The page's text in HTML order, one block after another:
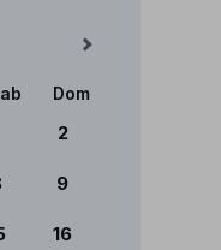
Mês Seguinte
Dom
2
9
16